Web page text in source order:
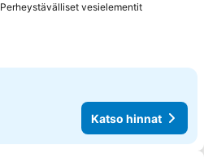
Perheystävälliset vesielementit
Katso hinnat